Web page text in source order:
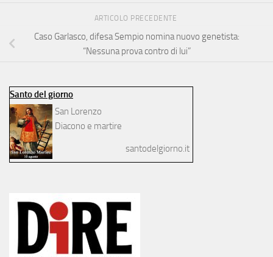
ARTICOLO PRECEDENTE
Caso Garlasco, difesa Sempio nomina nuovo genetista:
“Nessuna prova contro di lui”
Santo del giorno
San Lorenzo
Diacono e martire
santodelgiorno.it